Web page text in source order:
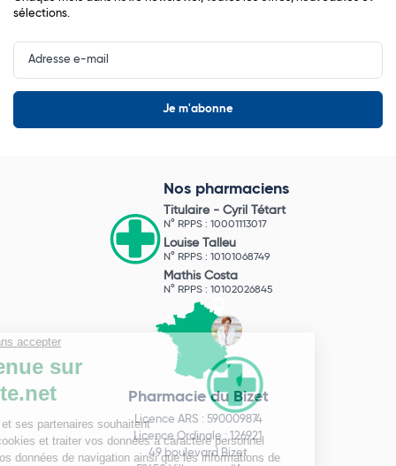
sélections.
Input
Newsletter
Nos pharmaciens
Titulaire - Cyril Tétart
N° RPPS : 10001113017
Louise Talleu
N° RPPS : 10101068749
Mathis Costa
N° RPPS : 10102026845
Pharmacie du Bizet
Licence ARS : 590009874
Licence Ordinale : 126921
49 boulevard Bizet